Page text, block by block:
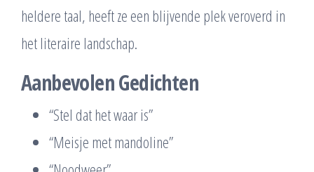
heldere taal, heeft ze een blijvende plek veroverd in
het literaire landschap.
Aanbevolen Gedichten
“Stel dat het waar is”
“Meisje met mandoline”